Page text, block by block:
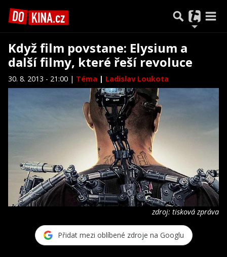
Když film povstane: Elysium a
další filmy, které řeší revoluce
30. 8. 2013 - 21:00 | Téma | Ladislav Loukota
zdroj: tisková zpráva
Přidat mezi oblíbené zdroje na Googlu